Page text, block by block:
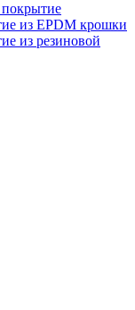
покрытие
из EPDM крошки
из резиновой